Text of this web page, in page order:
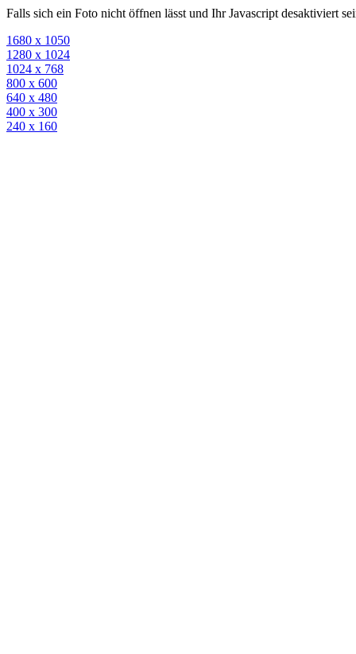
Falls sich ein Foto nicht öffnen lässt und Ihr Javascript desaktiviert
1680 x 1050
1280 x 1024
1024 x 768
800 x 600
640 x 480
400 x 300
240 x 160